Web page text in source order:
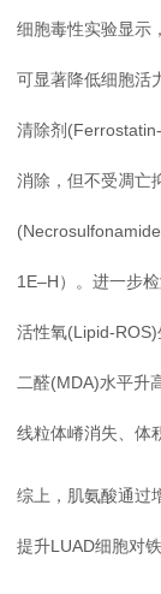
细胞毒性实验显示
可显著降低细胞活
清除剂
消除，但不受凋亡
1E–H）。进一步
活性氧(Lipid-
二醛(MDA)水平升
线粒体嵴消失、体
综上，肌氨酸通过
提升LUAD细胞对